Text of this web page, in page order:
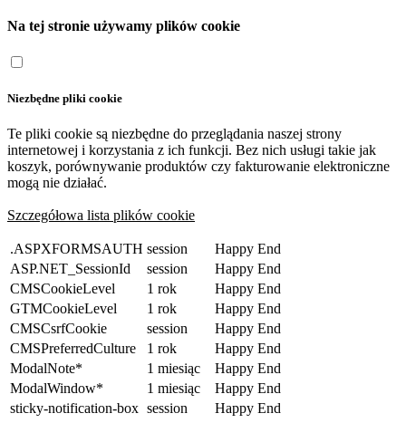
Na tej stronie używamy plików cookie
Niezbędne pliki cookie
Te pliki cookie są niezbędne do przeglądania naszej strony
internetowej i korzystania z ich funkcji. Bez nich usługi takie jak
koszyk, porównywanie produktów czy fakturowanie elektroniczne
mogą nie działać.
Szczegółowa lista plików cookie
.ASPXFORMSAUTH session
Happy End
ASP.NET_SessionId
session
Happy End
CMSCookieLevel
1 rok
Happy End
GTMCookieLevel
1 rok
Happy End
CMSCsrfCookie
session
Happy End
CMSPreferredCulture
1 rok
Happy End
ModalNote*
1 miesiąc
Happy End
ModalWindow*
1 miesiąc
Happy End
sticky-notification-box session
Happy End